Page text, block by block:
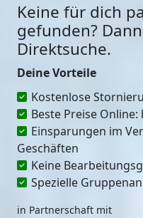
Keine für dich
gefunden?
Direktsuche.
Deine Vorteile
Kostenlose
Beste Preise Online:
Einsparungen im
Geschäften
Keine
Spezielle
in Partnerschaft mit